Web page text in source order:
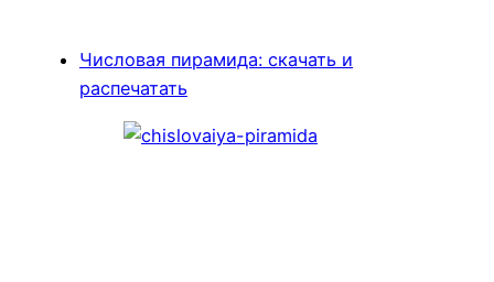
Числовая пирамида: скачать и
распечатать